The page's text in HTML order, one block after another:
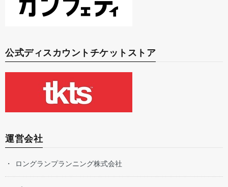
公式ディスカウントチケットストア
運営会社
ロングランプランニング株式会社